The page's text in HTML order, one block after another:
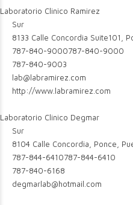
Laboratorio Clinico Ramirez
Sur
8133 Calle Concordia Suite101,
787-840-9000787-840-9000
787-840-9003
lab@labramirez.com
http://www.labramirez.com
Laboratorio Clinico Degmar
Sur
8104 Calle Concordia, Ponce,
787-844-6410787-844-6410
787-840-6168
degmarlab@hotmail.com